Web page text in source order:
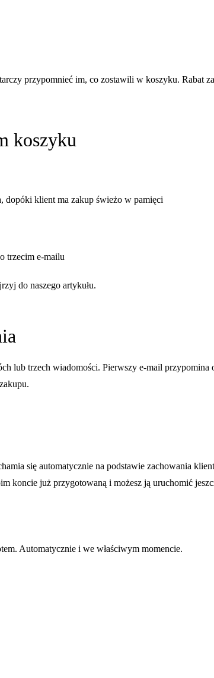
przypomnieć im, co zostawili w koszyku. Rabat
koszyku
dopóki klient ma zakup świeżo w pamięci
trzecim e-mailu
do naszego artykułu.
lub trzech wiadomości. Pierwszy e-mail
się automatycznie na podstawie zachowania
koncie już przygotowaną i możesz ją uruchomić
Automatycznie i we właściwym momencie.